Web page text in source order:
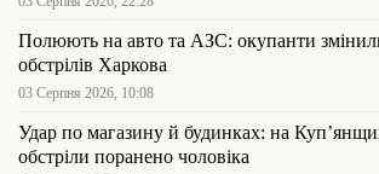
Полюють на авто та АЗС: окупанти
обстрілів Харкова
03 Серпня 2026, 10:08
Удар по магазину й будинках: на
обстріли поранено чоловіка